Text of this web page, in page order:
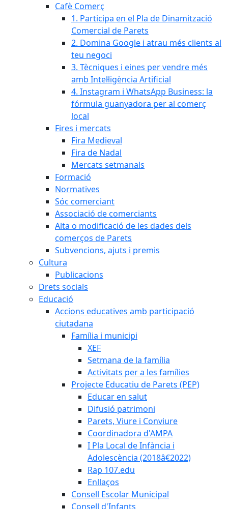
Cafè Comerç
1. Participa en el Pla de Dinamització
Comercial de Parets
2. Domina Google i atrau més clients al
teu negoci
3. Tècniques i eines per vendre més
amb Intel·ligència Artificial
4. Instagram i WhatsApp Business: la
fórmula guanyadora per al comerç
local
Fires i mercats
Fira Medieval
Fira de Nadal
Mercats setmanals
Formació
Normatives
Sóc comerciant
Associació de comerciants
Alta o modificació de les dades dels
comerços de Parets
Subvencions, ajuts i premis
Cultura
Publicacions
Drets socials
Educació
Accions educatives amb participació
ciutadana
Família i municipi
XEF
Setmana de la família
Activitats per a les famílies
Projecte Educatiu de Parets (PEP)
Educar en salut
Difusió patrimoni
Parets, Viure i Conviure
Coordinadora d'AMPA
I Pla Local de Infància i
Adolescència (2018â€2022)
Rap 107.edu
Enllaços
Consell Escolar Municipal
Consell d'Infants